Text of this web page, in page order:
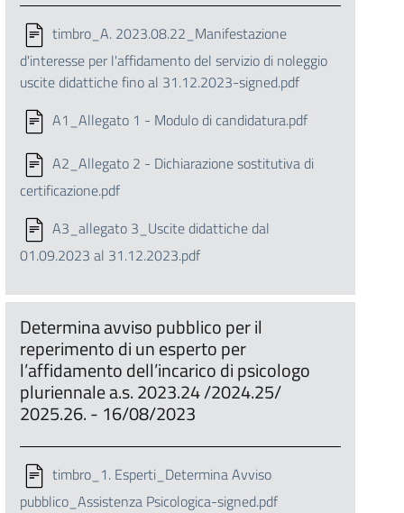
timbro_A. 2023.08.22_Manifestazione
d'interesse per l'affidamento del servizio di noleggio
uscite didattiche fino al 31.12.2023-signed.pdf
A1_Allegato 1 - Modulo di candidatura.pdf
A2_Allegato 2 - Dichiarazione sostitutiva di
certificazione.pdf
A3_allegato 3_Uscite didattiche dal
01.09.2023 al 31.12.2023.pdf
Determina avviso pubblico per il
reperimento di un esperto per
l’affidamento dell’incarico di psicologo
pluriennale a.s. 2023.24 /2024.25/
2025.26. - 16/08/2023
timbro_1. Esperti_Determina Avviso
pubblico_Assistenza Psicologica-signed.pdf